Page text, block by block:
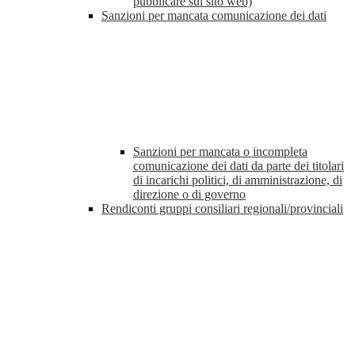
Sanzioni per mancata comunicazione dei dati
Sanzioni per mancata o incompleta
comunicazione dei dati da parte dei titolari
di incarichi politici, di amministrazione, di
direzione o di governo
Rendiconti gruppi consiliari regionali/provinciali